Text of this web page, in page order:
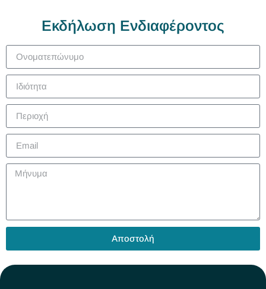
Εκδήλωση Ενδιαφέροντος
Αποστολή